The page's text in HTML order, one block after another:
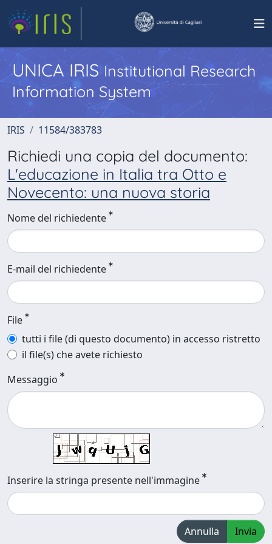
UNICA IRISInstitutional Research
Information System
IRIS 11584/383783
Richiedi una copia del documento:
L'educazione in Italia tra Otto e
Novecento: una nuova storia
Nome del richiedente
E-mail del richiedente
File
tutti i file (di questo documento) in accesso ristretto
il file(s) che avete richiesto
Messaggio
Inserire la stringa presente nell'immagine
Annulla Invia